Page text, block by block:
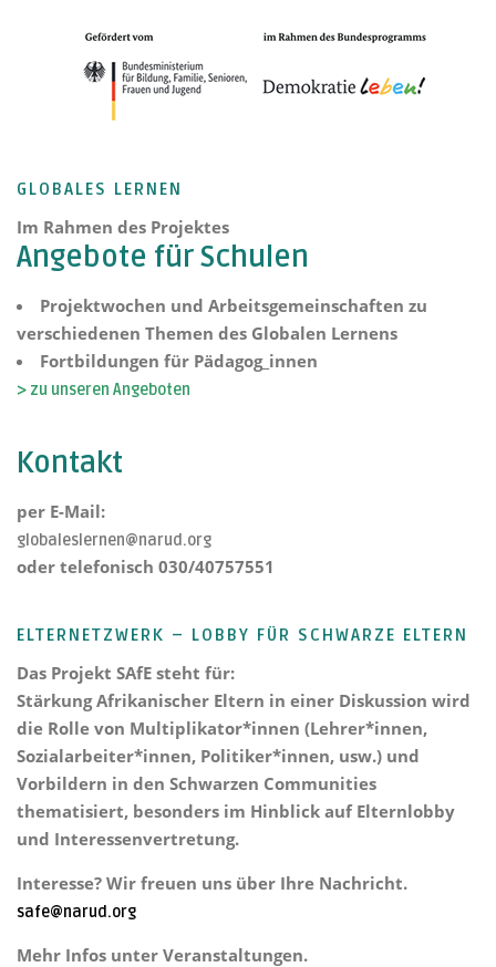
GLOBALES LERNEN
Im Rahmen des Projektes
Angebote für Schulen
Projektwochen und Arbeitsgemeinschaften zu
verschiedenen Themen des Globalen Lernens
Fortbildungen für Pädagog_innen
> zu unseren Angeboten
Kontakt
per E-Mail:
globaleslernen@narud.org
oder telefonisch 030/40757551
ELTERNETZWERK – LOBBY FÜR SCHWARZE ELTERN
Das Projekt SAfE steht für:
Stärkung Afrikanischer Eltern in einer Diskussion wird
die Rolle von Multiplikator*innen (Lehrer*innen,
Sozialarbeiter*innen, Politiker*innen, usw.) und
Vorbildern in den Schwarzen Communities
thematisiert, besonders im Hinblick auf Elternlobby
und Interessenvertretung.
Interesse? Wir freuen uns über Ihre Nachricht.
safe@narud.org
Mehr Infos unter Veranstaltungen.